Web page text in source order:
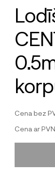
Cena bez
Cena ar